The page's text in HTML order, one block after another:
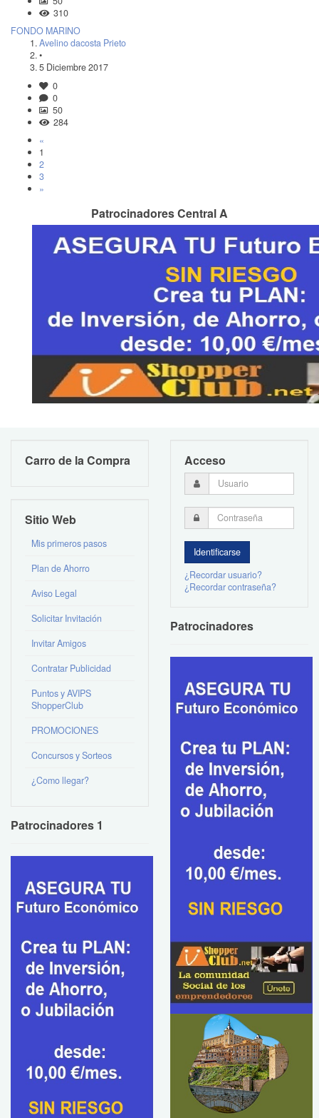
310
FONDO MARINO
Avelino dacosta Prieto
•
5 Diciembre 2017
0
0
50
284
«
1
2
3
»
Patrocinadores Central A
Carro de la Compra
Sitio Web
Mis primeros pasos
Plan de Ahorro
Aviso Legal
Solicitar Invitación
Invitar Amigos
Contratar Publicidad
Puntos y AVIPS
ShopperClub
PROMOCIONES
Concursos y Sorteos
¿Como llegar?
Patrocinadores 1
Acceso
¿Recordar usuario?
¿Recordar contraseña?
Patrocinadores